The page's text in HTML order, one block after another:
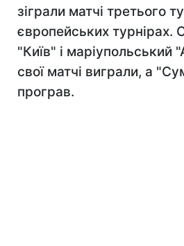
зіграли матчі третього
європейських турнірах.
"Київ" і маріупольський
свої матчі виграли, а
програв.